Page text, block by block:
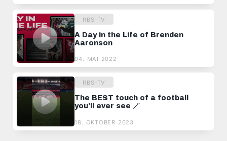
RBS-TV
A Day in the Life of Brenden
Aaronson
04. MAI 2022
RBS-TV
The BEST touch of a football
you’ll ever see 🪄
18. OKTOBER 2023